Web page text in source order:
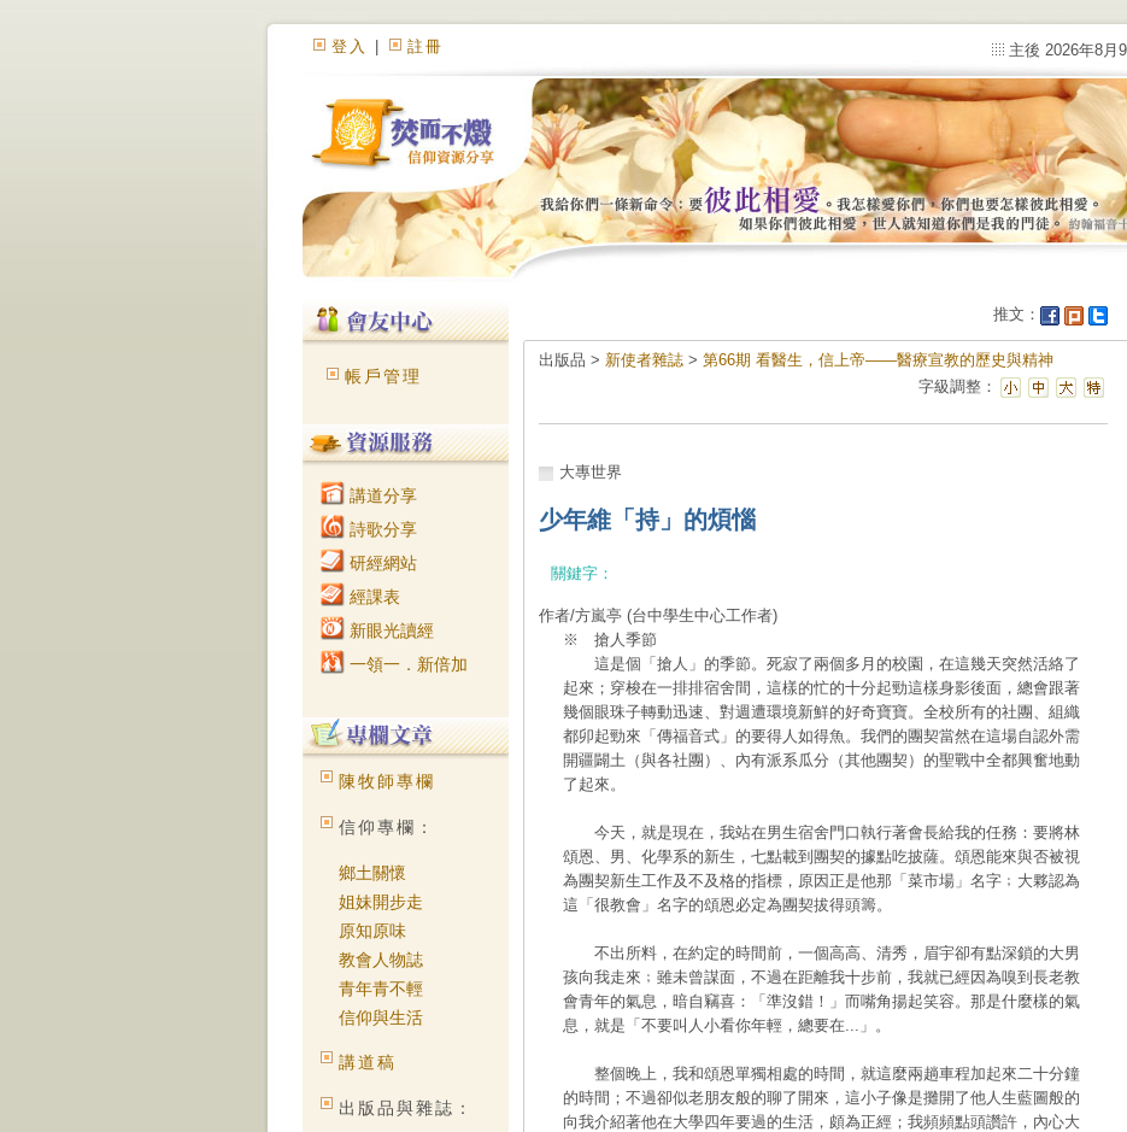
登入 註冊 主後 2026年8月
帳戶管理
講道分享
詩歌分享
研經網站
經課表
新眼光讀經
一領一．新倍加
陳牧師專欄
信仰專欄：
鄉土關懷
姐妹開步走
原知原味
教會人物誌
青年青不輕
信仰與生活
講道稿
出版品與雜誌：
推文：
出版品 > 新使者雜誌 > 第66期 看醫生，信上帝——醫療宣教的歷史與精神
字級調整：
大專世界
少年維「持」的煩惱
關鍵字：
作者/方嵐亭 (台中學生中心工作者)
※ 搶人季節
這是個「搶人」的季節。死寂了兩個多月的校園，在這幾天突然活絡了
起來；穿梭在一排排宿舍間，這樣的忙的十分起勁這樣身影後面，總會跟著
幾個眼珠子轉動迅速、對週遭環境新鮮的好奇寶寶。全校所有的社團、組織
都卯起勁來「傳福音式」的要得人如得魚。我們的團契當然在這場自認外需
開疆闢土（與各社團）、內有派系瓜分（其他團契）的聖戰中全都興奮地動
了起來。
今天，就是現在，我站在男生宿舍門口執行著會長給我的任務：要將林
頌恩、男、化學系的新生，七點載到團契的據點吃披薩。頌恩能來與否被視
為團契新生工作及不及格的指標，原因正是他那「菜市場」名字﹔大夥認為
這「很教會」名字的頌恩必定為團契拔得頭籌。
不出所料，在約定的時間前，一個高高、清秀，眉宇卻有點深鎖的大男
孩向我走來﹔雖未曾謀面，不過在距離我十步前，我就已經因為嗅到長老教
會青年的氣息，暗自竊喜：「準沒錯！」而嘴角揚起笑容。那是什麼樣的氣
息，就是「不要叫人小看你年輕，總要在...」。
整個晚上，我和頌恩單獨相處的時間，就這麼兩趟車程加起來二十分鐘
的時間；不過卻似老朋友般的聊了開來，這小子像是攤開了他人生藍圖般的
向我介紹著他在大學四年要過的生活，頗為正經；我頻頻點頭讚許，內心大